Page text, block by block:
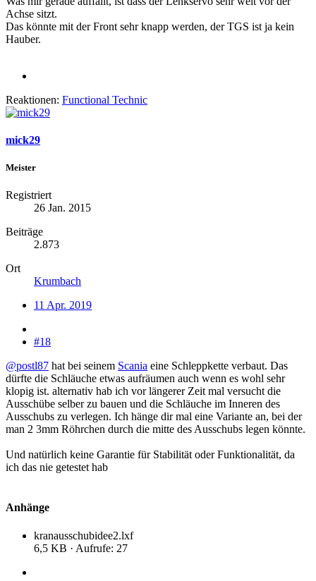
Achse sitzt.
Das könnte mit der Front sehr knapp werden, der TGS ist ja kein
Hauber.
Reaktionen: Functional Technic
mick29
Meister
Registriert
26 Jan. 2015
Beiträge
2.873
Ort
Krumbach
11 Apr. 2019
#18
@postl87 hat bei seinem Scania eine Schleppkette verbaut. Das
dürfte die Schläuche etwas aufräumen auch wenn es wohl sehr
klopig ist. alternativ hab ich vor längerer Zeit mal versucht die
Ausschübe selber zu bauen und die Schläuche im Inneren des
Ausschubs zu verlegen. Ich hänge dir mal eine Variante an, bei der
man 2 3mm Röhrchen durch die mitte des Ausschubs legen könnte.
Und natürlich keine Garantie für Stabilität oder Funktionalität, da
ich das nie getestet hab
Anhänge
kranausschubidee2.lxf
6,5 KB · Aufrufe: 27